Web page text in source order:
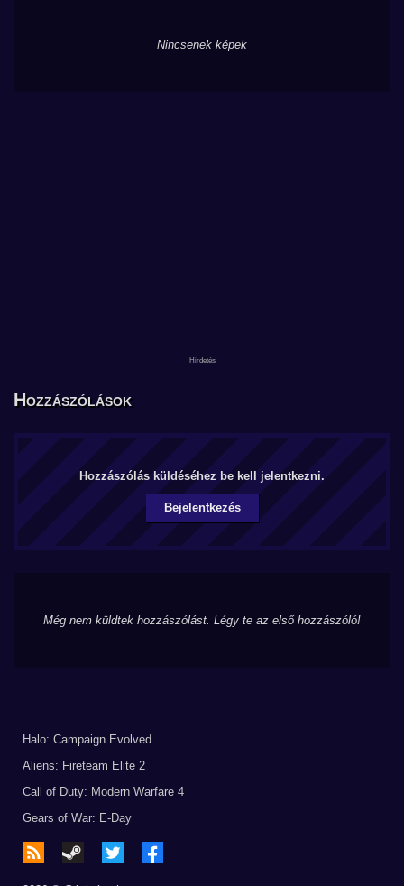
Nincsenek képek
Hozzászólások
Hozzászólás küldéséhez be kell jelentkezni.
Bejelentkezés
Még nem küldtek hozzászólást. Légy te az első hozzászóló!
Halo: Campaign Evolved
Aliens: Fireteam Elite 2
Call of Duty: Modern Warfare 4
Gears of War: E-Day